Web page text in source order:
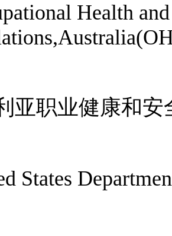
nal Health
亚职业健康和安
States